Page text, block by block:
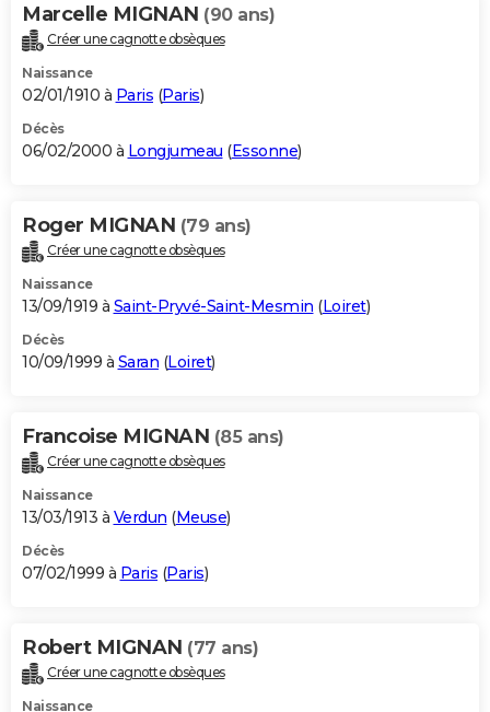
Marcelle MIGNAN (90 ans)
Créer une cagnotte obsèques
Naissance
02/01/1910 à Paris (Paris)
Décès
06/02/2000 à Longjumeau (Essonne)
Roger MIGNAN (79 ans)
Créer une cagnotte obsèques
Naissance
13/09/1919 à Saint-Pryvé-Saint-Mesmin (Loiret)
Décès
10/09/1999 à Saran (Loiret)
Francoise MIGNAN (85 ans)
Créer une cagnotte obsèques
Naissance
13/03/1913 à Verdun (Meuse)
Décès
07/02/1999 à Paris (Paris)
Robert MIGNAN (77 ans)
Créer une cagnotte obsèques
Naissance